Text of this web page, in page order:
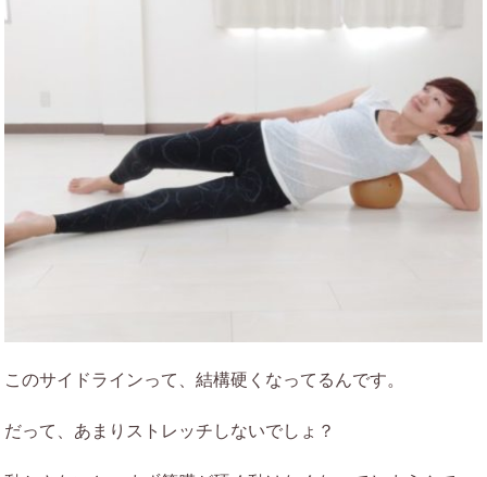
このサイドラインって、結構硬くなってるんです。
だって、あまりストレッチしないでしょ？